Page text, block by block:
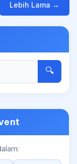
Lebih Lama →
🔍